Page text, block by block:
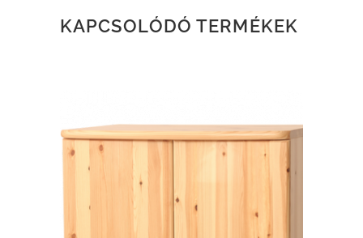
KAPCSOLÓDÓ TERMÉKEK
TOVÁBB OLVASOM